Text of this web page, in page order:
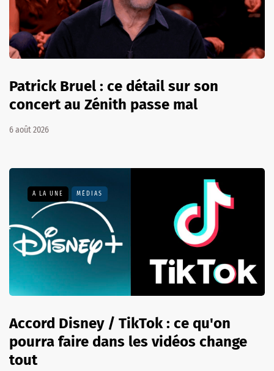
Patrick Bruel : ce détail sur son
concert au Zénith passe mal
6 août 2026
A LA UNE MÉDIAS
Accord Disney / TikTok : ce qu'on
pourra faire dans les vidéos change
tout